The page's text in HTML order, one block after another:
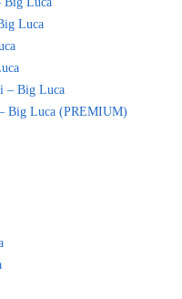
Luca
– Big Luca
Big Luca (PREMIUM)